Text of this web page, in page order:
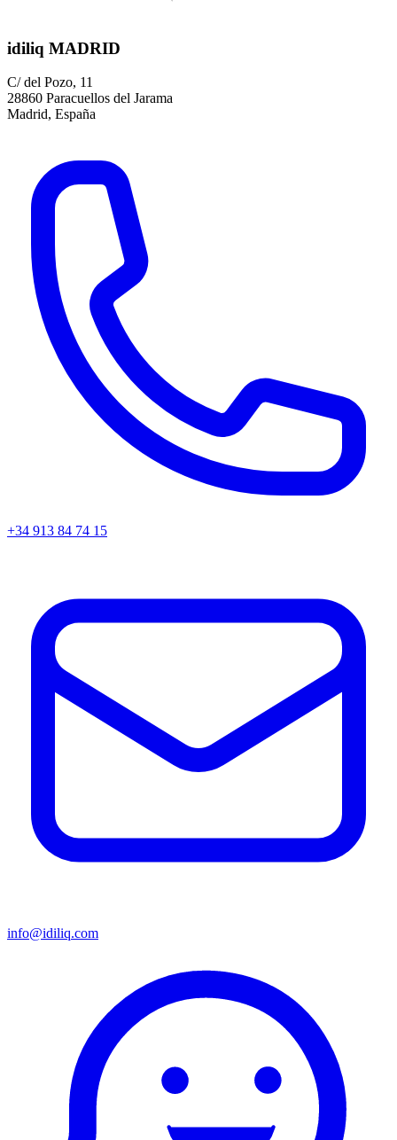
idiliq MADRID
C/ del Pozo, 11
28860 Paracuellos del Jarama
Madrid, España
+34 913 84 74 15
info@idiliq.com